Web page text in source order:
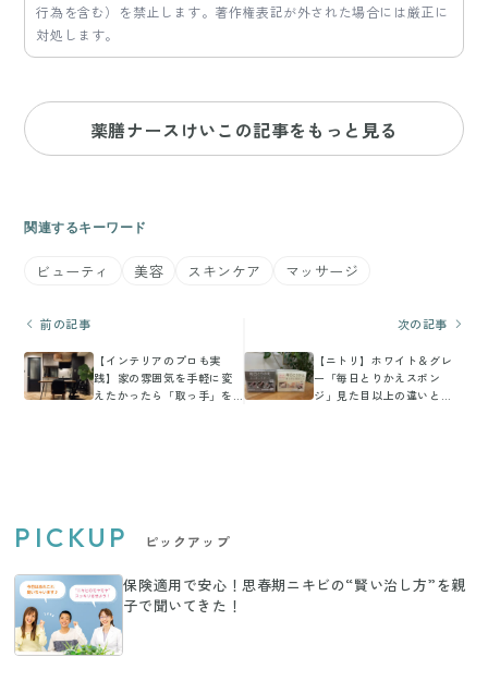
行為を含む）を禁止します。著作権表記が外された場合には厳正に
対処します。
薬膳ナースけいこの記事をもっと見る
関連するキーワード
ビューティ 美容 スキンケア マッサージ
前の記事
【インテリアのプロも実
践】家の雰囲気を手軽に変
えたかったら「取っ手」を
次の記事
【ニトリ】ホワイト＆グレ
ー「毎日とりかえスポン
ジ」見た目以上の違いと
PICKUP ピックアップ
保険適用で安心！思春期ニキビの“賢い治し方”を親
子で聞いてきた！